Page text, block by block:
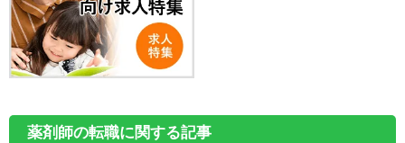
薬剤師の転職に関する記事